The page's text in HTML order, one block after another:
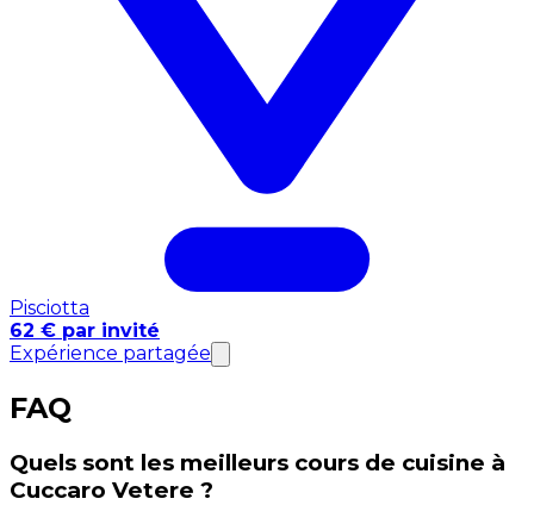
Pisciotta
62 € par invité
Expérience partagée
FAQ
Quels sont les meilleurs cours de cuisine à
Cuccaro Vetere ?